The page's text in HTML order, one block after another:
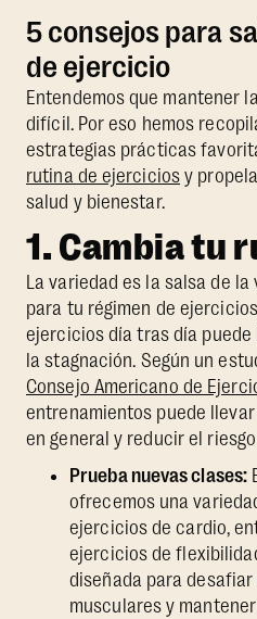
5 consejos para
de ejercicio
Entendemos que mantener
difícil. Por eso hemos
estrategias prácticas
rutina de ejercicios y
salud y bienestar.
1. Cambia tu
La variedad es la salsa de la
para tu régimen de
ejercicios día tras día
la stagnación. Según un
Consejo Americano de
entrenamientos puede
en general y reducir el
Prueba nuevas clases:
ofrecemos una
ejercicios de cardio,
ejercicios de
diseñada para
musculares y